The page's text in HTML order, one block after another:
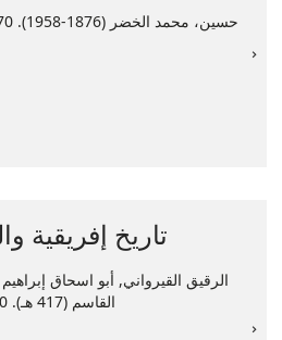
تاريخ إفريقية
القاسم (417 هـ). 070 | 1990